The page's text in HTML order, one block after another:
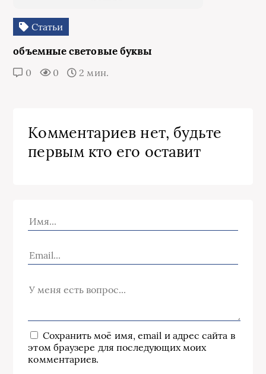
Статьи
объемные световые буквы
0 0 2 мин.
Комментариев нет, будьте
первым кто его оставит
Сохранить моё имя, email и адрес сайта в
этом браузере для последующих моих
комментариев.